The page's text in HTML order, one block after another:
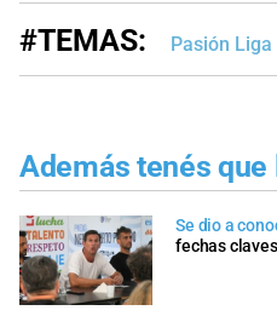
#TEMAS: Pasión Liga
Además tenés que
Se dio a
fechas